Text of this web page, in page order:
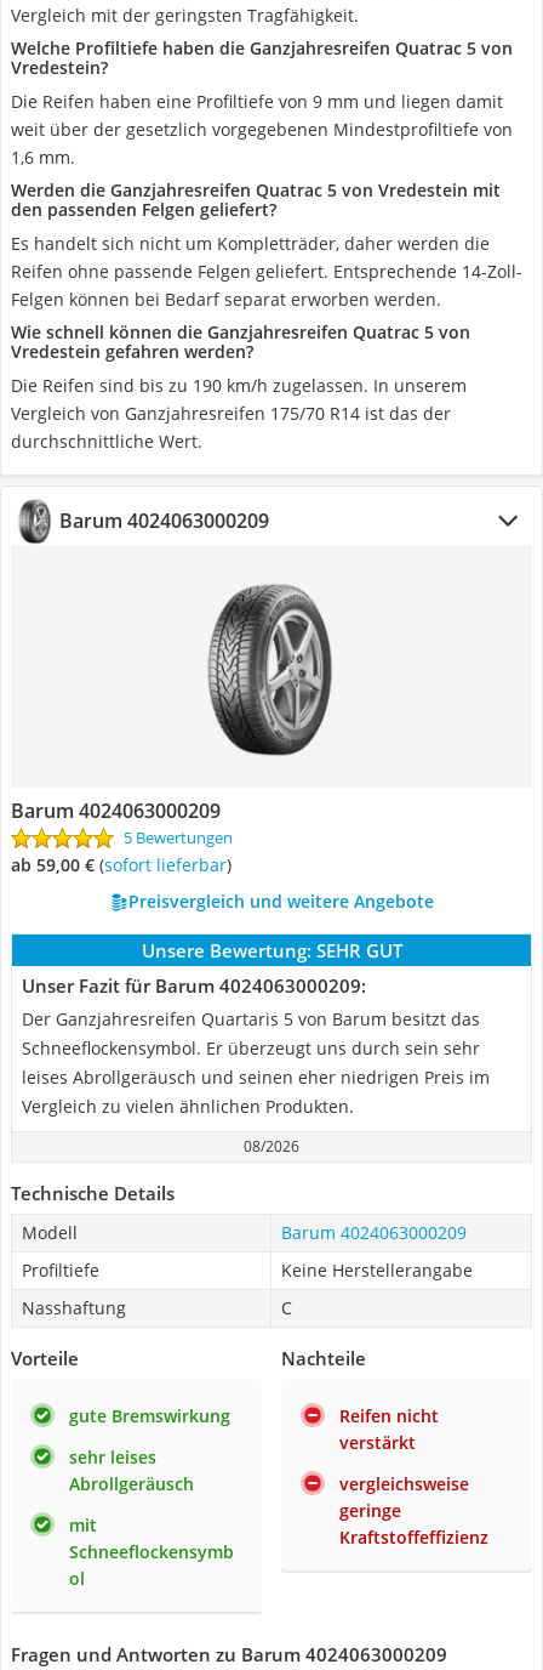
Vergleich mit der geringsten Tragfähigkeit.
Welche Profiltiefe haben die Ganzjahresreifen Quatrac 5 von
Vredestein?
Die Reifen haben eine Profiltiefe von 9 mm und liegen damit
weit über der gesetzlich vorgegebenen Mindestprofiltiefe von
1,6 mm.
Werden die Ganzjahresreifen Quatrac 5 von Vredestein mit
den passenden Felgen geliefert?
Es handelt sich nicht um Kompletträder, daher werden die
Reifen ohne passende Felgen geliefert. Entsprechende 14-Zoll-
Felgen können bei Bedarf separat erworben werden.
Wie schnell können die Ganzjahresreifen Quatrac 5 von
Vredestein gefahren werden?
Die Reifen sind bis zu 190 km/h zugelassen. In unserem
Vergleich von Ganzjahresreifen 175/70 R14 ist das der
durchschnittliche Wert.
Barum 4024063000209
Barum 4024063000209
5 Bewertungen
ab 59,00 € ( Sofort lieferbar)
Preisvergleich und weitere Angebote
Unsere Bewertung: SEHR GUT
Unser Fazit für Barum 4024063000209:
Der Ganzjahresreifen Quartaris 5 von Barum besitzt das
Schneeflockensymbol. Er überzeugt uns durch sein sehr
leises Abrollgeräusch und seinen eher niedrigen Preis im
Vergleich zu vielen ähnlichen Produkten.
08/2026
Technische Details
Modell
Barum 4024063000209
Profiltiefe
Keine Herstellerangabe
Nasshaftung
C
Vorteile
gute Bremswirkung
sehr leises
Abrollgeräusch
mit
Schneeflockensymb
ol
Nachteile
Reifen nicht
verstärkt
vergleichsweise
geringe
Kraftstoffeffizienz
Fragen und Antworten zu Barum 4024063000209